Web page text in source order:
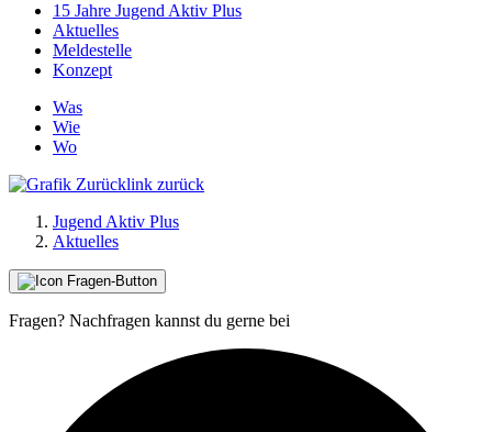
15 Jahre Jugend Aktiv Plus
Aktuelles
Meldestelle
Konzept
Was
Wie
Wo
zurück
Jugend Aktiv Plus
Aktuelles
Fragen? Nachfragen kannst du gerne bei